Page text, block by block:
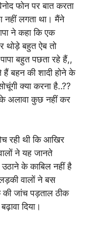
फोन पर बात करता
नहीं लगता था। मैंने
ने कहा कि एक
थोड़े बहुत ऐब तो
बहुत पछता रहे हैं,,
बहन की शादी होने के
क्या करना है..??
अलावा कुछ नहीं कर
रही थी कि आखिर
ने यह जानते
के काबिल नहीं है
वालों ने बस
की जांच पड़ताल ठीक
दिया।